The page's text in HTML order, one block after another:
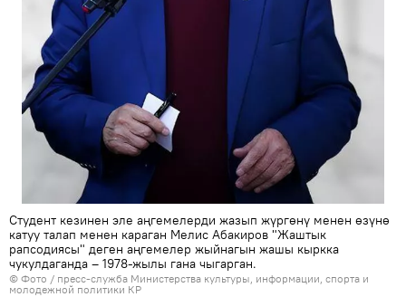
Студент кезинен эле аңгемелерди жазып жүргөнү менен өзүнө
катуу талап менен караган Мелис Абакиров "Жаштык
рапсодиясы" деген аңгемелер жыйнагын жашы кыркка
чукулдаганда – 1978-жылы гана чыгарган.
© Фото / пресс-служба Министерства культуры, информации, спорта и
молодежной политики КР